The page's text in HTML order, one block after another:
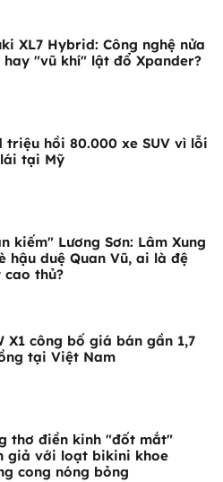
XL7 Hybrid: Công nghệ nửa
hay "vũ khí" lật đổ Xpander?
triệu hồi 80.000 xe SUV vì lỗi
tại Mỹ
kiếm" Lương Sơn: Lâm Xung
hậu duệ Quan Vũ, ai là đệ
cao thủ?
X1 công bố giá bán gần 1,7
tại Việt Nam
thơ điền kinh "đốt mắt"
giả với loạt bikini khoe
cong nóng bỏng